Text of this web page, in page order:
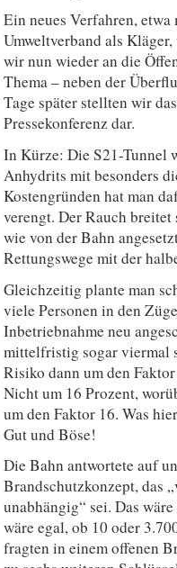
Ein neues Verfahren,
Umweltverband als
wir nun wieder an die
Thema – neben der
Tage später stellten wir
Pressekonferenz dar.
In Kürze: Die S21-Tunnel
Anhydrits mit besonders
Kostengründen hat man
verengt. Der Rauch
wie von der Bahn
Rettungswege mit der
Gleichzeitig plante man
viele Personen in den
Inbetriebnahme neu
mittelfristig sogar viermal
Risiko dann um den
Nicht um 16 Prozent,
um den Faktor 16. Was
Gut und Böse!
Die Bahn antwortete auf
Brandschutzkonzept, das
unabhängig“ sei. Das
wäre egal, ob 10 oder
fragten in einem offenen